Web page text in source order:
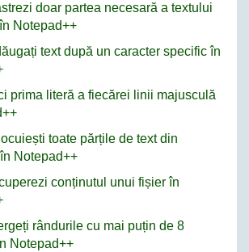
doar partea necesară a textului
Notepad++
text după un caracter specific în
prima literă a fiecărei linii majusculă
toate părțile de text din
Notepad++
conținutul unui fișier în
rândurile cu mai puțin de 8
Notepad++